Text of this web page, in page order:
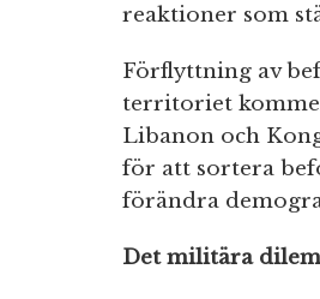
reaktioner som
Förflyttning av
territoriet
Libanon och
för att sortera
förändra
Det militära